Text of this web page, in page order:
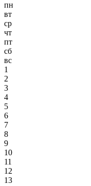
пн
вт
ср
чт
пт
сб
вс
1
2
3
4
5
6
7
8
9
10
11
12
13